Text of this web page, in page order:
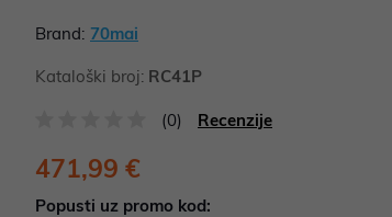
Brand: 70mai
Kataloški broj: RC41P
(0) Recenzije
471,99 €
Popusti uz promo kod: